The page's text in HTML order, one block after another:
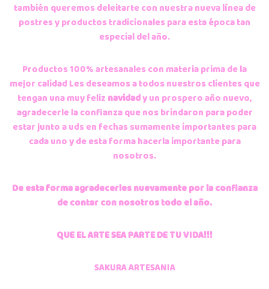
también queremos deleitarte con nuestra nueva línea de
postres y productos tradicionales para esta época tan
especial del año.
Productos 100% artesanales con materia prima de la
mejor calidad Les deseamos a todos nuestros clientes que
tengan una muy feliz navidady un prospero año nuevo,
agradecerle la confianza que nos brindaron para poder
estar junto a uds en fechas sumamente importantes para
cada uno y de esta forma hacerla importante para
nosotros.
De esta forma agradecerles nuevamente por la confianza
de contar con nosotros todo el año.
QUE EL ARTE SEA PARTE DE TU VIDA!!!
SAKURA ARTESANIA